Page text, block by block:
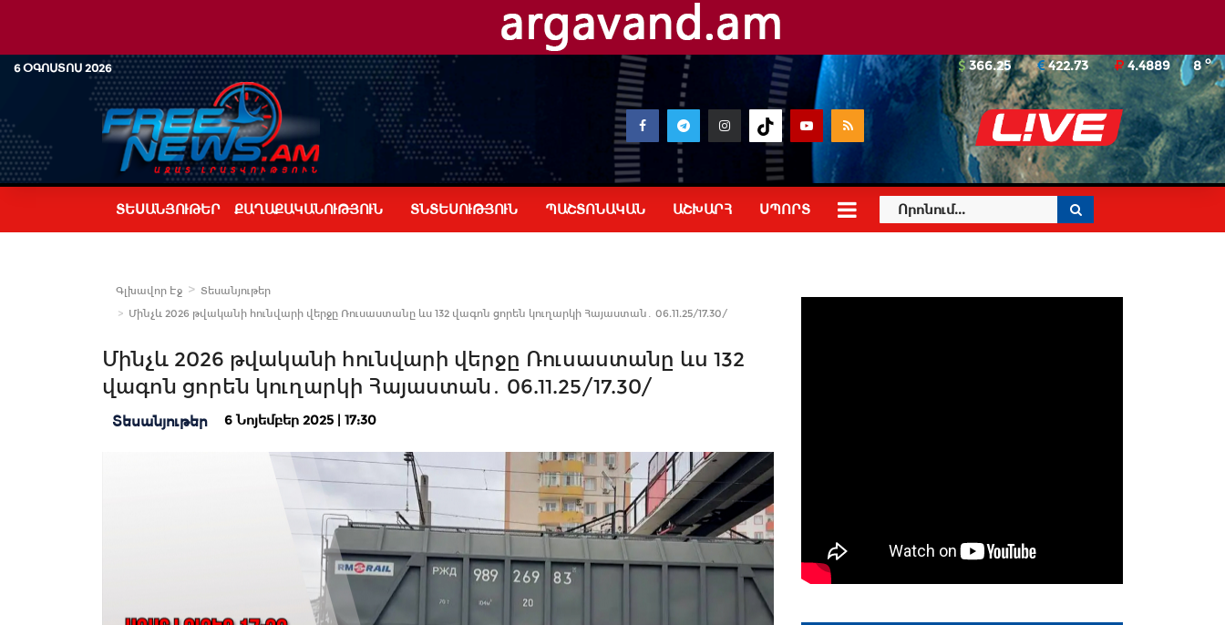
6 ՕԳՈՍՏՈՍ 2026 8o
366.25 422.73 4.4889
ՏԵՍԱՆՅՈՒԹԵՐ ՔԱՂԱՔԱԿԱՆՈՒԹՅՈՒՆ ՏՆՏԵՍՈՒԹՅՈՒՆ ՊԱՇՏՈՆԱԿԱՆ ԱՇԽԱՐՀ ՍՊՈՐՏ
Գլխավոր Էջ
Տեսանյութեր
Մինչև 2026 թվականի հունվարի վերջը Ռուսաստանը ևս 132 վագոն ցորեն կուղարկի Հայաստան․ 06.11.25/17.30/
Մինչև 2026 թվականի հունվարի վերջը Ռուսաստանը ևս 132
վագոն ցորեն կուղարկի Հայաստան․ 06.11.25/17.30/
Տեսանյութեր 6 Նոյեմբեր 2025 | 17:30